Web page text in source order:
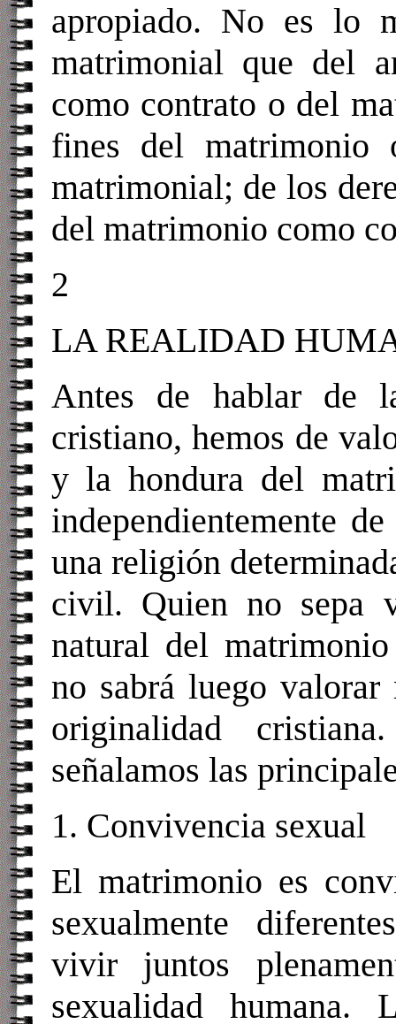
apropiado. No es lo
matrimonial que del
como contrato o del
fines del matrimonio
matrimonial; de los
del matrimonio como
2
LA REALIDAD
Antes de hablar de
cristiano, hemos de
y la hondura del
independientemente
una religión
civil. Quien no sepa
natural del
no sabrá luego
originalidad
señalamos las
1. Convivencia sexual
El matrimonio es
sexualmente
vivir juntos
sexualidad humana.